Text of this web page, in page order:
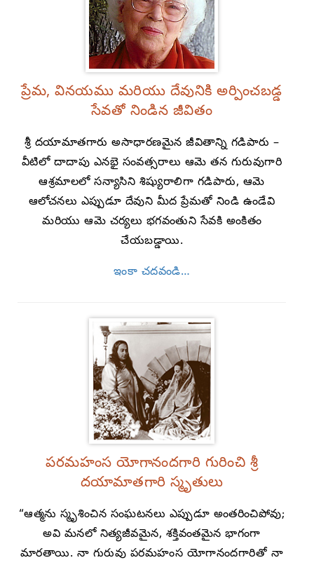
ప్రేమ, వినయము మరియు దేవునికి అర్పించబడ్డ
సేవతో నిండిన జీవితం
శ్రీ దయామాతగారు అసాధారణమైన జీవితాన్ని గడిపారు –
వీటిలో దాదాపు ఎనభై సంవత్సరాలు ఆమె తన గురువుగారి
ఆశ్రమాలలో సన్యాసిని శిష్యురాలిగా గడిపారు, ఆమె
ఆలోచనలు ఎప్పుడూ దేవుని మీద ప్రేమతో నిండి ఉండేవి
మరియు ఆమె చర్యలు భగవంతుని సేవకి అంకితం
చేయబడ్డాయి.
ఇంకా చదవండి…
పరమహంస యోగానందగారి గురించి శ్రీ
దయామాతగారి స్మృతులు
“ఆత్మను స్మృశించిన సంఘటనలు ఎప్పుడూ అంతరించిపోవు;
అవి మనలో నిత్యజీవమైన, శక్తివంతమైన భాగంగా
మారతాయి. నా గురువు పరమహంస యోగానందగారితో నా